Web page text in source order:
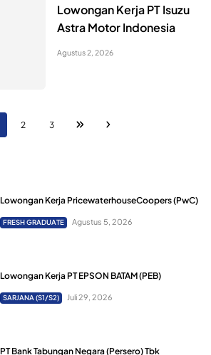
Lowongan Kerja PT Isuzu
Astra Motor Indonesia
Agustus 2, 2026
2 3
Lowongan Kerja PricewaterhouseCoopers (PwC)
FRESH GRADUATE Agustus 5, 2026
Lowongan Kerja PT EPSON BATAM (PEB)
SARJANA (S1/S2) Juli 29, 2026
PT Bank Tabungan Negara (Persero) Tbk